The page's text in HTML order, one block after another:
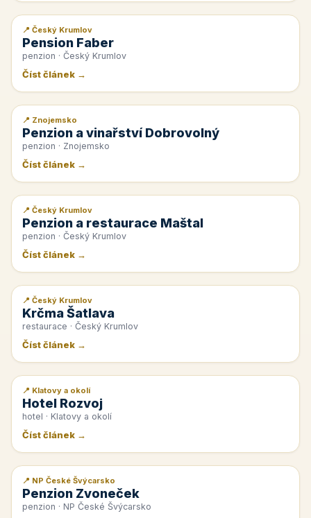
📰 PR článek
📍 Český Krumlov
Pension Faber
penzion · Český Krumlov
Číst článek →
📰 PR článek
📍 Znojemsko
Penzion a vinařství Dobrovolný
penzion · Znojemsko
Číst článek →
📰 PR článek
📍 Český Krumlov
Penzion a restaurace Maštal
penzion · Český Krumlov
Číst článek →
📰 PR článek
📍 Český Krumlov
Krčma Šatlava
restaurace · Český Krumlov
Číst článek →
📰 PR článek
📍 Klatovy a okolí
Hotel Rozvoj
hotel · Klatovy a okolí
Číst článek →
📰 PR článek
📍 NP České Švýcarsko
Penzion Zvoneček
penzion · NP České Švýcarsko